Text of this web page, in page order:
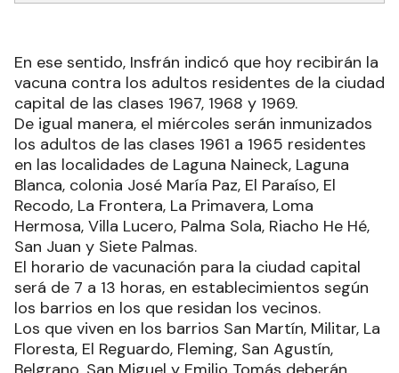
En ese sentido, Insfrán indicó que hoy recibirán la
vacuna contra los adultos residentes de la ciudad
capital de las clases 1967, 1968 y 1969.
De igual manera, el miércoles serán inmunizados
los adultos de las clases 1961 a 1965 residentes
en las localidades de Laguna Naineck, Laguna
Blanca, colonia José María Paz, El Paraíso, El
Recodo, La Frontera, La Primavera, Loma
Hermosa, Villa Lucero, Palma Sola, Riacho He Hé,
San Juan y Siete Palmas.
El horario de vacunación para la ciudad capital
será de 7 a 13 horas, en establecimientos según
los barrios en los que residan los vecinos.
Los que viven en los barrios San Martín, Militar, La
Floresta, El Reguardo, Fleming, San Agustín,